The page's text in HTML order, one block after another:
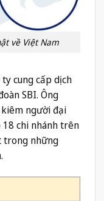
về Việt Nam
ty cung cấp dịch
SBI. Ông
người đại
18 chi nhánh trên
trong những